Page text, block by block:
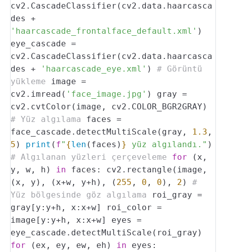
cv2.CascadeClassifier(cv2.data.haarcasca
des +
'haarcascade_frontalface_default.xml' )
eye_cascade =
cv2.CascadeClassifier(cv2.data.haarcasca
des +
'haarcascade_eye.xml' )
# Görüntü
yükleme
image =
cv2.imread( 'face_image.jpg' )
gray =
cv2.cvtColor(image, cv2.COLOR_BGR2GRAY)
# Yüz algılama
faces =
face_cascade.detectMultiScale(gray,
1.3 ,
5 ) print ( f" {len (faces) } yüz algılandı." )
# Algılanan yüzleri çerçeveleme
for (x,
y, w, h)
in faces:
cv2.rectangle(image,
(x, y), (x+w, y+h), ( 255 , 0 , 0 ), 2 )
#
Yüz bölgesinde göz algılama
roi_gray =
gray[y:y+h, x:x+w]
roi_color =
image[y:y+h, x:x+w]
eyes =
eye_cascade.detectMultiScale(roi_gray)
for (ex, ey, ew, eh) in eyes: